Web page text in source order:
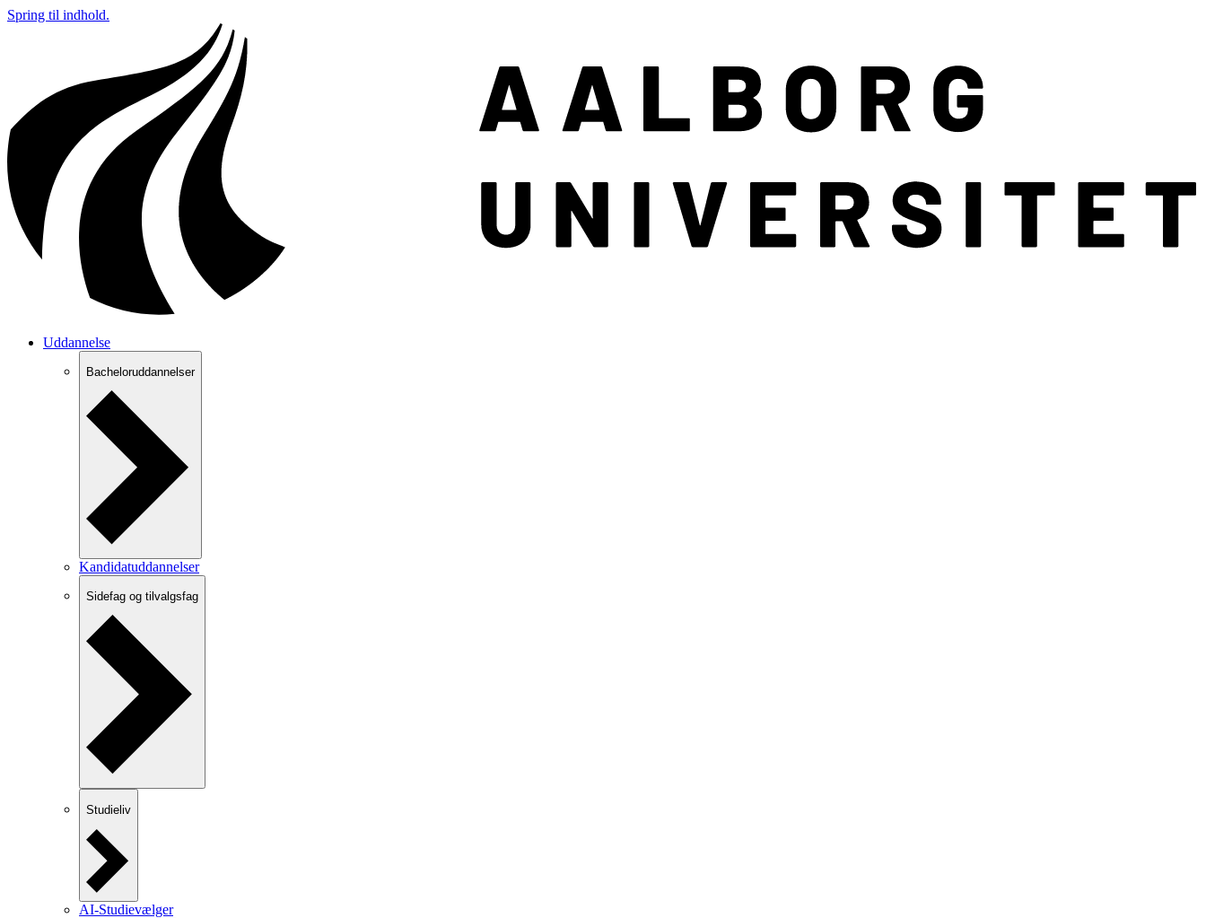
Spring til indhold.
Uddannelse
Bacheloruddannelser
Kandidatuddannelser
Sidefag og tilvalgsfag
Studieliv
AI-Studievælger